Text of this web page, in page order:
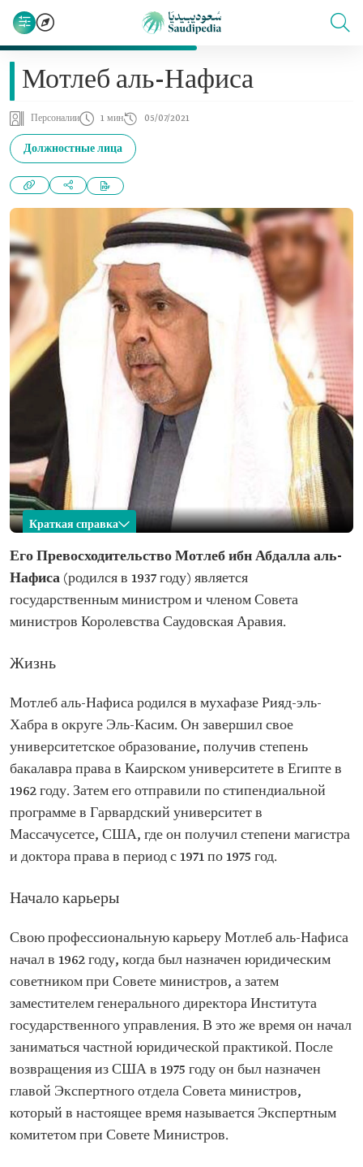
Мотлеб аль-Нафиса
Персоналии 1 мин 05/07/2021
Должностные лица
Краткая справка
Мотлеб аль-Нафиса
Имя
Мотлеб ибн Абдалла аль-Нафиса Год рождения
Место рождения
Мухафаза Рияд-эль-Хабра, округ Эль-Касим
Занимаемый
Государственный министр и член Совета
Предыдущие
Образование
Степень бакалавра права, Каирский
университет
Степень магистра права и докторская степень,
Гарвардский университет
Его Превосходительство Мотлеб ибн Абдалла аль-
Нафиса (родился в 1937 году) является
государственным министром и членом Совета
министров Королевства Саудовская Аравия.
Жизнь
Мотлеб аль-Нафиса родился в мухафазе Рияд-эль-
Хабра в округе Эль-Касим. Он завершил свое
университетское образование, получив степень
бакалавра права в Каирском университете в Египте в
1962 году. Затем его отправили по стипендиальной
программе в Гарвардский университет в
Массачусетсе, США, где он получил степени магистра
и доктора права в период с 1971 по 1975 год.
Начало карьеры
Свою профессиональную карьеру Мотлеб аль-Нафиса
начал в 1962 году, когда был назначен юридическим
советником при Совете министров, а затем
заместителем генерального директора Института
государственного управления. В это же время он начал
заниматься частной юридической практикой. После
возвращения из США в 1975 году он был назначен
главой Экспертного отдела Совета министров,
который в настоящее время называется Экспертным
комитетом при Совете Министров.